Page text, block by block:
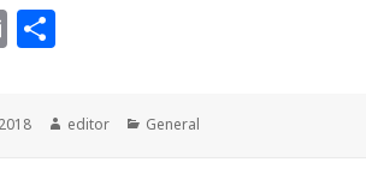
E
ai
l
m
pAutor
editor Categories
General